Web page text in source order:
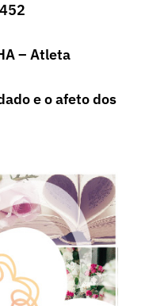
– Atleta
e o afeto dos